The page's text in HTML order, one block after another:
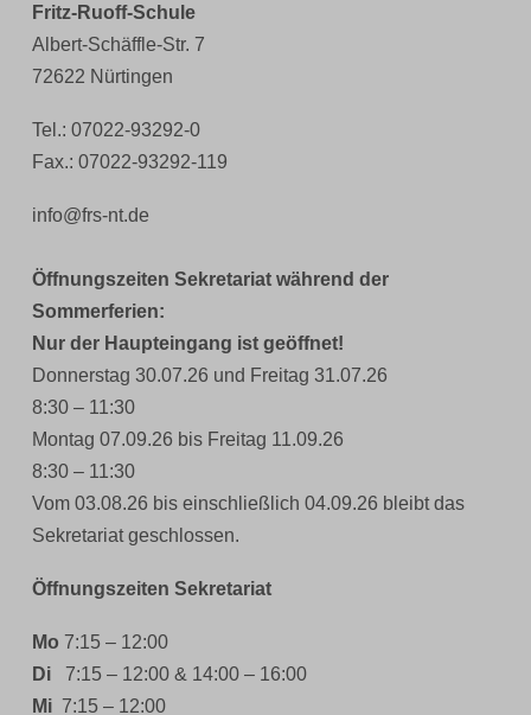
Fritz-Ruoff-Schule
Albert-Schäffle-Str. 7
72622 Nürtingen
Tel.: 07022-93292-0
Fax.: 07022-93292-119
info@frs-nt.de
Öffnungszeiten Sekretariat während der
Sommerferien:
Nur der Haupteingang ist geöffnet!
Donnerstag 30.07.26 und Freitag 31.07.26
8:30 – 11:30
Montag 07.09.26 bis Freitag 11.09.26
8:30 – 11:30
Vom 03.08.26 bis einschließlich 04.09.26 bleibt das
Sekretariat geschlossen.
Öffnungszeiten Sekretariat
Mo 7:15 – 12:00
Di 7:15 – 12:00 & 14:00 – 16:00
Mi 7:15 – 12:00